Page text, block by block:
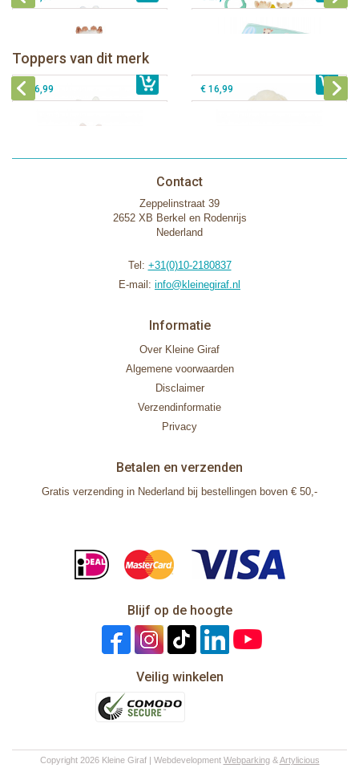
Toppers van dit merk
Bunnies By The Bay knuffeldoekje
met speenhouder Konijn wit
€ 16,99
Bunnies By The Bay knuffel Nibble
Konijn Crème 38cm
Bunnies By The Bay knuffeldoekje
met speenhouder Konijn roze
€ 16,99 € 16,99
Contact
Zeppelinstraat 39
2652 XB Berkel en Rodenrijs
Nederland
Tel: +31(0)10-2180837
E-mail: info@kleinegiraf.nl
Informatie
Over Kleine Giraf
Algemene voorwaarden
Disclaimer
Verzendinformatie
Privacy
Betalen en verzenden
Gratis verzending in Nederland bij bestellingen boven € 50,-
Blijf op de hoogte
Veilig winkelen
Copyright 2026 Kleine Giraf | Webdevelopment Webparking&Artylicious